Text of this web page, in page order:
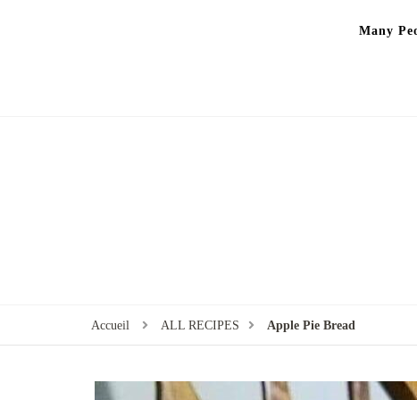
Many
Accueil ALL RECIPES Apple Pie Bread